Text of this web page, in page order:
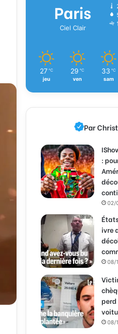
Paris
Ciel Clair
27 ℃
jeu
29 ℃
ven
33 ℃
sam
Par
:
02/
ivre
08/
perd
08/